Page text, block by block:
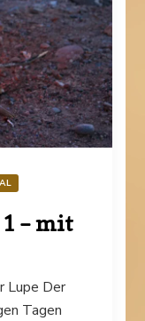
– mit
Lupe Der
Tagen